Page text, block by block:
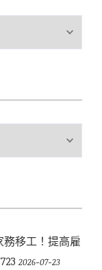
務移工！提高雇
2026-07-23